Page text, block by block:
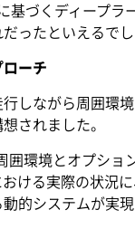
基づくディープラ
ったといえるでし
ーチ
しながら周囲環
されました。
囲環境とオプショ
ける実際の状況
的システムが実現